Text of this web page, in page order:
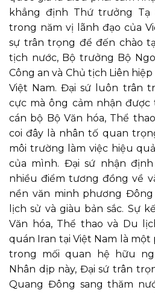
khẳng định Thứ trưởng
trong năm vị lãnh đạo của
sự trân trọng để đến chào
tịch nước, Bộ trưởng Bộ
Công an và Chủ tịch Liên
Việt Nam. Đại sứ
luôn trân
cực mà ông cảm nhận
cán bộ Bộ Văn hóa, Thể
coi đây là nhân tố quan
môi trường làm việc hiệu
của mình. Đại sứ nhận
nhiều điểm tương đồng về
nền văn minh phương
lịch sử và giàu bản sắc. Sự
Văn hóa, Thể thao và Du
quán Iran tại Việt Nam là
trong mối quan hệ hữu
Nhân dịp này, Đại sứ trân
Quang Đông sang thăm